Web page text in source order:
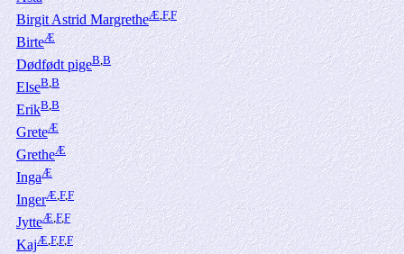
Birgit Astrid MargretheÆ,F,F
BirteÆ
Dødfødt pigeB,B
ElseB ,B
ErikB,B
GreteÆ
GretheÆ
IngaÆ
IngerÆ,F,F
JytteÆ,F,F
KajÆ,F,F,F